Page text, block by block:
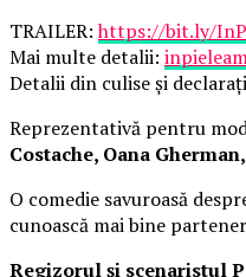
TRAILER:https://bit.ly/
Mai multe detalii:
Detalii din culise și
Reprezentativă pentru
Costache, Oana
O comedie savuroasă
cunoască mai bine
Regizorul și scenaristul